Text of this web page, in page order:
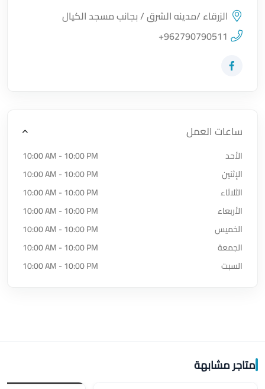
اضغط لتحميل الموقع
الزرقاء /مدينه الشرق / بجانب مسجد الكيال
+962790790511
زيارة حساب المتجر على Facebook-f
ساعات العمل
الأحد
10:00 AM - 10:00 PM
الإثنين
10:00 AM - 10:00 PM
الثلاثاء
10:00 AM - 10:00 PM
الأربعاء
10:00 AM - 10:00 PM
الخميس
10:00 AM - 10:00 PM
الجمعة
10:00 AM - 10:00 PM
السبت
10:00 AM - 10:00 PM
متاجر مشابهة